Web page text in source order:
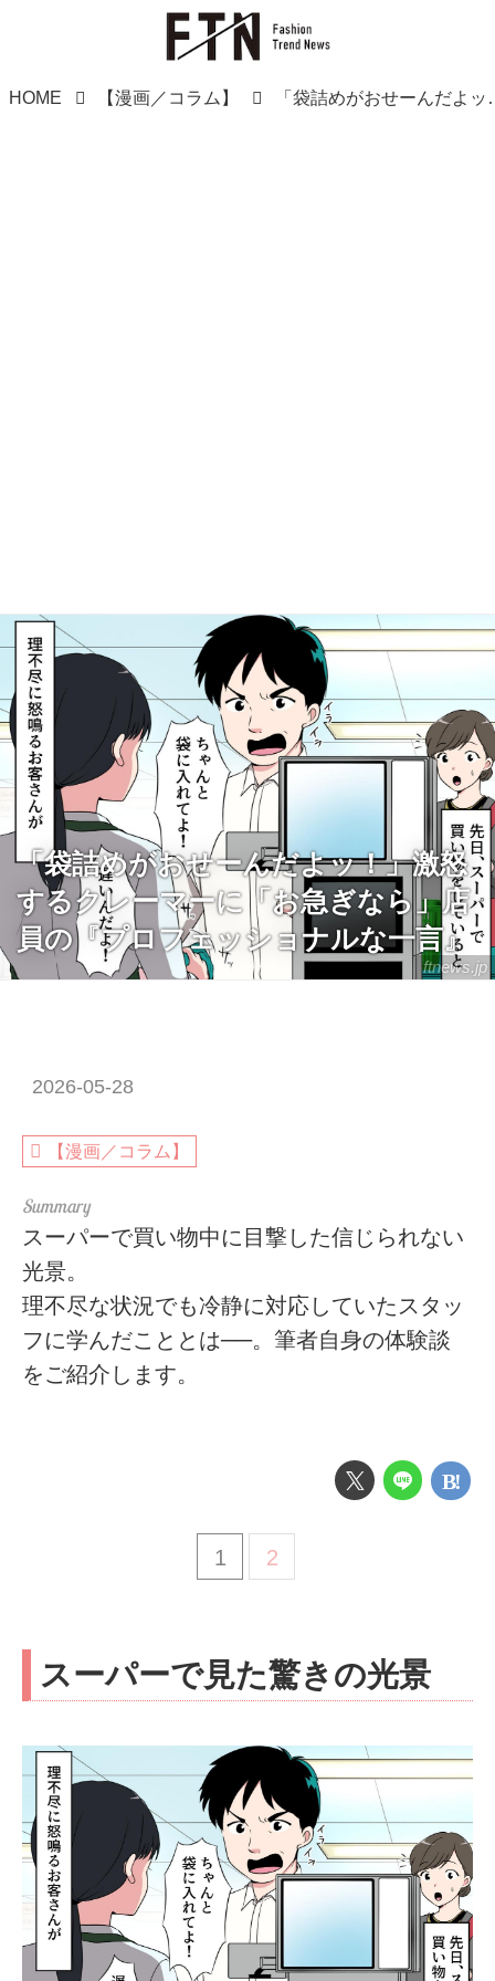
HOME 【漫画／コラム】 「袋詰めがおせーんだ
ftnews.jp
「袋詰めがおせーんだよッ！」激怒
するクレーマーに「お急ぎなら」店
員の『プロフェッショナルな一言』
2026-05-28
【漫画／コラム】
スーパーで買い物中に目撃した信じられない
光景。
理不尽な状況でも冷静に対応していたスタッ
フに学んだこととは──。筆者自身の体験談
をご紹介します。
1 2
スーパーで見た驚きの光景